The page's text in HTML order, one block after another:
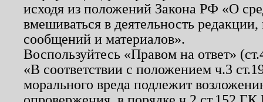
исходя из положений Закона РФ «О
вмешиваться в деятельность
сообщений и материалов».
Воспользуйтесь «Правом на ответ»
«В соответствии с положением ч.3
морального вреда подлежит